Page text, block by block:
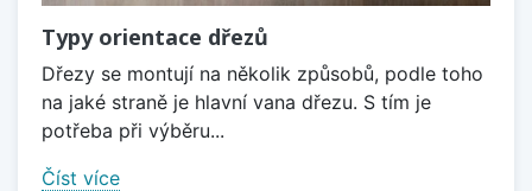
Typy orientace dřezů
Dřezy se montují na několik způsobů, podle toho
na jaké straně je hlavní vana dřezu. S tím je
potřeba při výběru...
Číst více